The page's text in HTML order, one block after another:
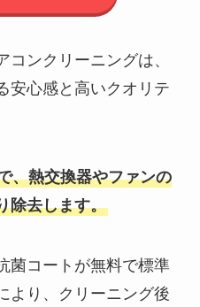
コンクリーニングは、
安心感と高いクオリテ
、熱交換器やファンの
除去します。
菌コートが無料で標準
より、クリーニング後